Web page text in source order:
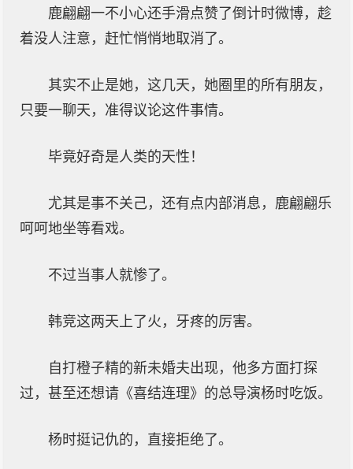
鹿翩翩一不小心还手滑点赞了倒计时微博，趁
着没人注意，赶忙悄悄地取消了。
其实不止是她，这几天，她圈里的所有朋友，
只要一聊天，准得议论这件事情。
毕竟好奇是人类的天性！
尤其是事不关己，还有点内部消息，鹿翩翩乐
呵呵地坐等看戏。
不过当事人就惨了。
韩竞这两天上了火，牙疼的厉害。
自打橙子精的新未婚夫出现，他多方面打探
过，甚至还想请《喜结连理》的总导演杨时吃饭。
杨时挺记仇的，直接拒绝了。